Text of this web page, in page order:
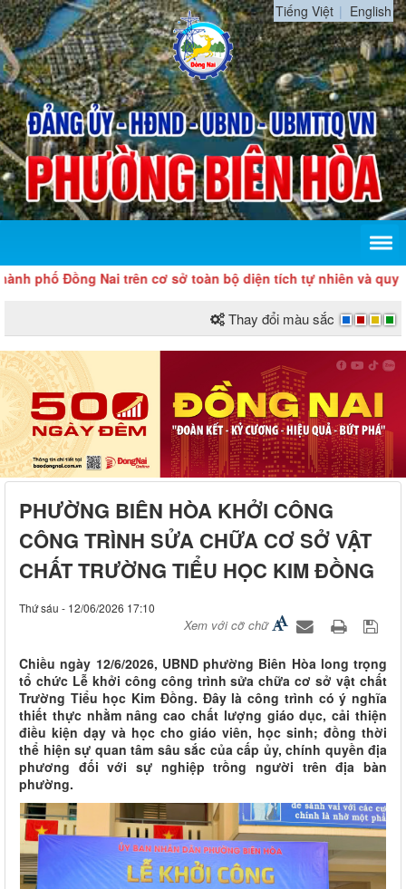
Tiếng Việt English
Đồng Nai trên cơ sở toàn bộ diện tích tự nhiên và quy mô
Thay đổi màu sắc
PHƯỜNG BIÊN HÒA KHỞI CÔNG
CÔNG TRÌNH SỬA CHỮA CƠ SỞ VẬT
CHẤT TRƯỜNG TIỂU HỌC KIM ĐỒNG
Thứ sáu - 12/06/2026 17:10
Xem với cỡ chữ
Chiều ngày 12/6/2026, UBND phường Biên Hòa long trọng
tổ chức Lễ khởi công công trình sửa chữa cơ sở vật chất
Trường Tiểu học Kim Đồng. Đây là công trình có ý nghĩa
thiết thực nhằm nâng cao chất lượng giáo dục, cải thiện
điều kiện dạy và học cho giáo viên, học sinh; đồng thời
thể hiện sự quan tâm sâu sắc của cấp ủy, chính quyền địa
phương đối với sự nghiệp trồng người trên địa bàn
phường.